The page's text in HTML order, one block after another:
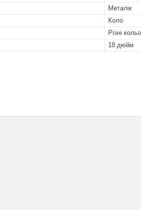
Металік
Коло
Різні
18 дюйм